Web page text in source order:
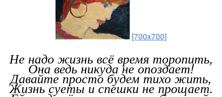
[700x700]
Не надо жизнь всё время торопить,
Она ведь никуда не опоздает!
Давайте просто будем тихо жить,
Жизнь суеты и спешки не прощает.